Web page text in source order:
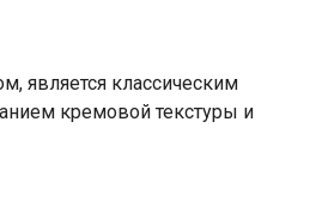
является классическим
кремовой текстуры и